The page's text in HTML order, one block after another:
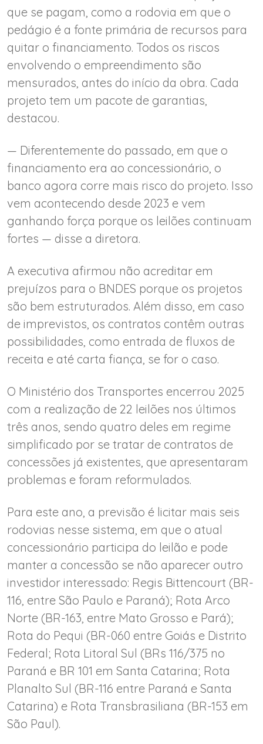
que se pagam, como a rodovia em que o
pedágio é a fonte primária de recursos para
quitar o financiamento. Todos os riscos
envolvendo o empreendimento são
mensurados, antes do início da obra. Cada
projeto tem um pacote de garantias,
destacou.
— Diferentemente do passado, em que o
financiamento era ao concessionário, o
banco agora corre mais risco do projeto. Isso
vem acontecendo desde 2023 e vem
ganhando força porque os leilões continuam
fortes — disse a diretora.
A executiva afirmou não acreditar em
prejuízos para o BNDES porque os projetos
são bem estruturados. Além disso, em caso
de imprevistos, os contratos contêm outras
possibilidades, como entrada de fluxos de
receita e até carta fiança, se for o caso.
O Ministério dos Transportes encerrou 2025
com a realização de 22 leilões nos últimos
três anos, sendo quatro deles em regime
simplificado por se tratar de contratos de
concessões já existentes, que apresentaram
problemas e foram reformulados.
Para este ano, a previsão é licitar mais seis
rodovias nesse sistema, em que o atual
concessionário participa do leilão e pode
manter a concessão se não aparecer outro
investidor interessado: Regis Bittencourt (BR-
116, entre São Paulo e Paraná); Rota Arco
Norte (BR-163, entre Mato Grosso e Pará);
Rota do Pequi (BR-060 entre Goiás e Distrito
Federal; Rota Litoral Sul (BRs 116/375 no
Paraná e BR 101 em Santa Catarina; Rota
Planalto Sul (BR-116 entre Paraná e Santa
Catarina) e Rota Transbrasiliana (BR-153 em
São Paul).